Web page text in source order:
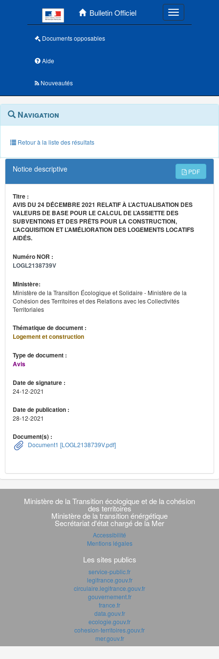
Bulletin Officiel Toggle
Documents opposables
Aide
Nouveautés
Navigation
outils
annexes
Menu
contextuel
Navigation
Retour à la liste des résultats
Notice descriptive PDF
Titre :
AVIS DU 24 DÉCEMBRE 2021 RELATIF À L’ACTUALISATION DES
VALEURS DE BASE POUR LE CALCUL DE L’ASSIETTE DES
SUBVENTIONS ET DES PRÊTS POUR LA CONSTRUCTION,
L’ACQUISITION ET L’AMÉLIORATION DES LOGEMENTS LOCATIFS
AIDÉS.
Numéro NOR :
LOGL2138739V
Ministère:
Ministère de la Transition Écologique et Solidaire - Ministère de la
Cohésion des Territoires et des Relations avec les Collectivités
Territoriales
Thématique de document :
Logement et construction
Type de document :
Avis
Date de signature :
24-12-2021
Date de publication :
28-12-2021
Document(s) :
Document1 [LOGL2138739V.pdf]
Navigation
transverse
Ministère de la Transition écologique et de la cohésion
des territoires
Ministère de la transition énérgétique
Secrétariat d'état chargé de la Mer
Accessibilité
Mentions légales
Les sites publics
service-public.fr
legifrance.gouv.fr
circulaire.legifrance.gouv.fr
gouvernement.fr
france.fr
data.gouv.fr
ecologie.gouv.fr
cohesion-territoires.gouv.fr
mer.gouv.fr